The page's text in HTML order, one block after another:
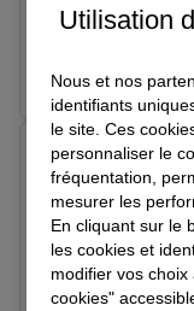
Protection
Retraite
Tous nos devis
Le 27/04/2026 -
Prendre
Note de 5 sur 5
Le 01/04/2026 -
Très satisfait de
bien conseillé
compétitif
Maxime A.
Utilisation
Nous et nos
identifiants
le site. Ces
personnaliser le
fréquentation,
mesurer les
En cliquant sur le
les cookies et
modifier vos
cookies"